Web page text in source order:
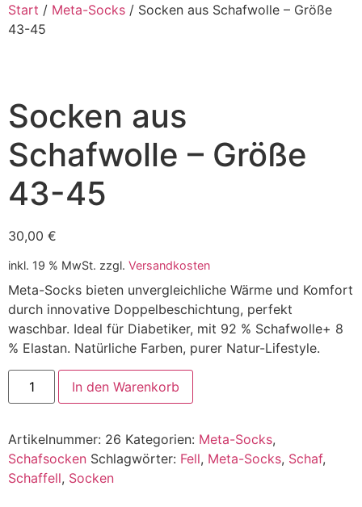
Start / Meta-Socks / Socken aus Schafwolle – Größe
43-45
Socken aus
Schafwolle – Größe
43-45
30,00 €
inkl. 19 % MwSt. zzgl. Versandkosten
Meta-Socks bieten unvergleichliche Wärme und Komfort
durch innovative Doppelbeschichtung, perfekt
waschbar. Ideal für Diabetiker, mit 92 % Schafwolle+ 8
% Elastan. Natürliche Farben, purer Natur-Lifestyle.
In den Warenkorb
Artikelnummer: 26 Kategorien: Meta-Socks,
Schafsocken Schlagwörter: Fell, Meta-Socks, Schaf,
Schaffell, Socken